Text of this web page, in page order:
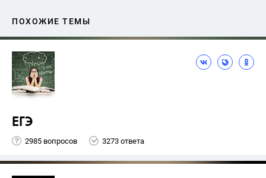
ПОХОЖИЕ ТЕМЫ
ЕГЭ
2985 вопросов 3273 ответа